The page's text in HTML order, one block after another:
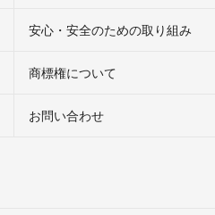
必要がありますが、2000円くらい
安心・安全のための取り組み
商標権について
お問い合わせ